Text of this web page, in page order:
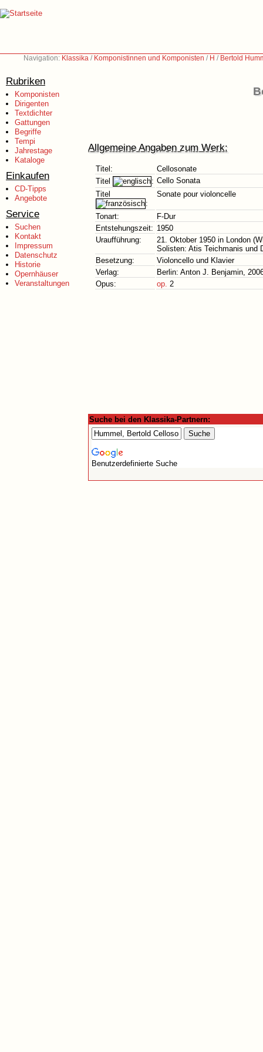
Navigation: Klassika / Komponistinnen und Komponisten / H / Bertold
Rubriken
Komponisten
Dirigenten
Textdichter
Gattungen
Begriffe
Tempi
Jahrestage
Kataloge
Einkaufen
CD-Tipps
Angebote
Service
Suchen
Kontakt
Impressum
Datenschutz
Historie
Opernhäuser
Veranstaltungen
Allgemeine Angaben zum Werk:
Titel:
Cellosonate
Titel
: Cello Sonata
Titel
:
Sonate pour violoncelle
Tonart:
F-Dur
Entstehungszeit: 1950
Uraufführung:
21. Oktober 1950 in London
Solisten: Atis Teichmanis und
Besetzung:
Violoncello und Klavier
Verlag:
Berlin: Anton J. Benjamin,
Opus:
op. 2
Suche bei den Klassika-Partnern:
Benutzerdefinierte Suche